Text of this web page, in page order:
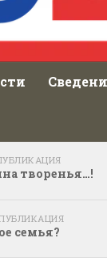
творенья…!
семья?